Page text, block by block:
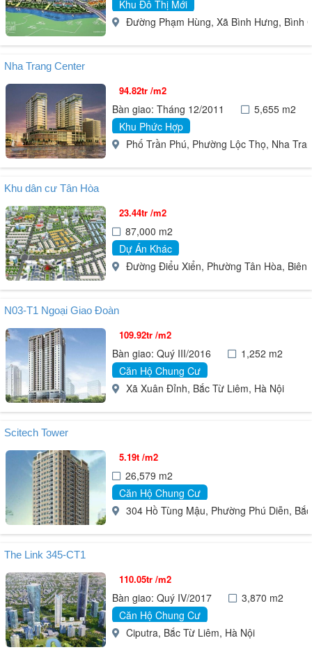
Khu Đô Thị Mới
Đường Phạm Hùng, Xã Bình Hưng, Bình
Nha Trang Center
94.82tr /m2
Bàn giao: Tháng 12/2011
5,655 m2
Khu Phức Hợp
Phố Trần Phú, Phường Lộc Thọ, Nha
Khu dân cư Tân Hòa
23.44tr /m2
87,000 m2
Dự Án Khác
Đường Điểu Xiển, Phường Tân Hòa, Biên
N03-T1 Ngoại Giao Đoàn
109.92tr /m2
Bàn giao: Quý III/2016
1,252 m2
Căn Hộ Chung Cư
Xã Xuân Đỉnh, Bắc Từ Liêm, Hà Nội
Scitech Tower
5.19t /m2
26,579 m2
Căn Hộ Chung Cư
304 Hồ Tùng Mậu, Phường Phú Diễn,
The Link 345-CT1
110.05tr /m2
Bàn giao: Quý IV/2017
3,870 m2
Căn Hộ Chung Cư
Ciputra, Bắc Từ Liêm, Hà Nội